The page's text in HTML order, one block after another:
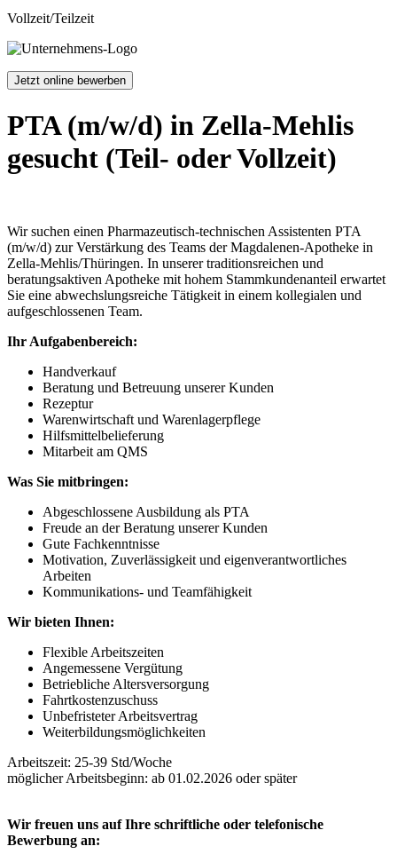
Vollzeit/Teilzeit
Jetzt online bewerben
PTA (m/w/d) in Zella-Mehlis
gesucht (Teil- oder Vollzeit)
Wir suchen einen Pharmazeutisch-technischen Assistenten PTA
(m/w/d) zur Verstärkung des Teams der Magdalenen-Apotheke in
Zella-Mehlis/Thüringen. In unserer traditionsreichen und
beratungsaktiven Apotheke mit hohem Stammkundenanteil erwartet
Sie eine abwechslungsreiche Tätigkeit in einem kollegialen und
aufgeschlossenen Team.
Ihr Aufgabenbereich:
Handverkauf
Beratung und Betreuung unserer Kunden
Rezeptur
Warenwirtschaft und Warenlagerpflege
Hilfsmittelbelieferung
Mitarbeit am QMS
Was Sie mitbringen:
Abgeschlossene Ausbildung als PTA
Freude an der Beratung unserer Kunden
Gute Fachkenntnisse
Motivation, Zuverlässigkeit und eigenverantwortliches
Arbeiten
Kommunikations- und Teamfähigkeit
Wir bieten Ihnen:
Flexible Arbeitszeiten
Angemessene Vergütung
Betriebliche Altersversorgung
Fahrtkostenzuschuss
Unbefristeter Arbeitsvertrag
Weiterbildungsmöglichkeiten
Arbeitszeit: 25-39 Std/Woche
möglicher Arbeitsbeginn: ab 01.02.2026 oder später
Wir freuen uns auf Ihre schriftliche oder telefonische
Bewerbung an: